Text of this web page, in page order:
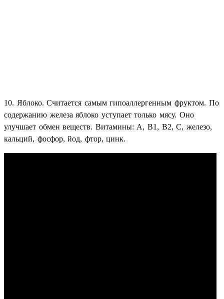
10. Яблоко. Считается самым гипоаллергенным фруктом. По
содержанию железа яблоко уступает только мясу. Оно
улучшает обмен веществ. Витамины: А, В1, В2, С, железо,
кальций, фосфор, йод, фтор, цинк.